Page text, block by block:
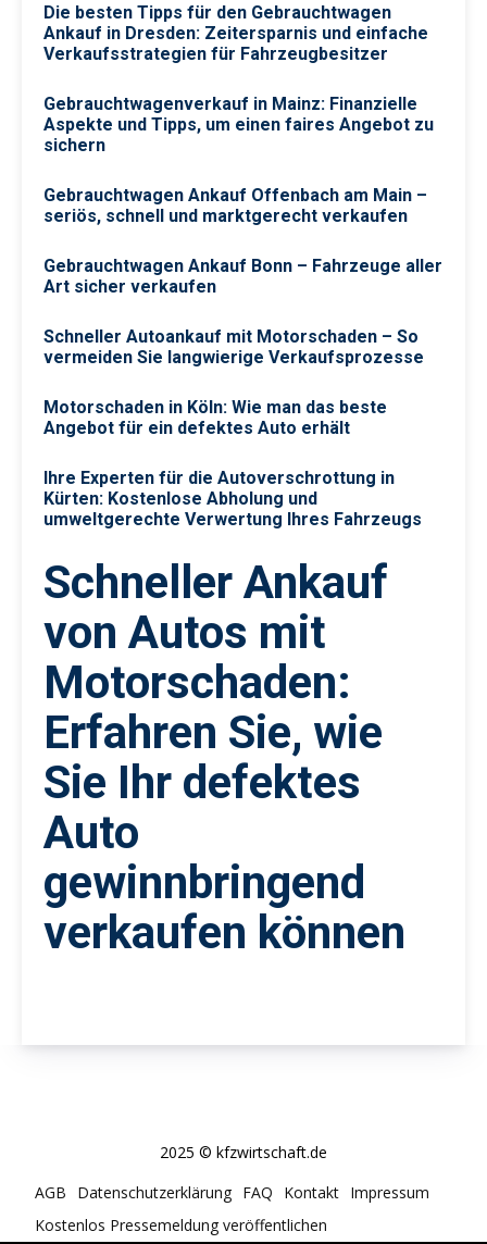
Die besten Tipps für den Gebrauchtwagen
Ankauf in Dresden: Zeitersparnis und einfache
Verkaufsstrategien für Fahrzeugbesitzer
Gebrauchtwagenverkauf in Mainz: Finanzielle
Aspekte und Tipps, um einen faires Angebot zu
sichern
Gebrauchtwagen Ankauf Offenbach am Main –
seriös, schnell und marktgerecht verkaufen
Gebrauchtwagen Ankauf Bonn – Fahrzeuge aller
Art sicher verkaufen
Schneller Autoankauf mit Motorschaden – So
vermeiden Sie langwierige Verkaufsprozesse
Motorschaden in Köln: Wie man das beste
Angebot für ein defektes Auto erhält
Ihre Experten für die Autoverschrottung in
Kürten: Kostenlose Abholung und
umweltgerechte Verwertung Ihres Fahrzeugs
Schneller Ankauf
von Autos mit
Motorschaden:
Erfahren Sie, wie
Sie Ihr defektes
Auto
gewinnbringend
verkaufen können
2025 © kfzwirtschaft.de
AGB
Datenschutzerklärung FAQ Kontakt Impressum
Kostenlos Pressemeldung veröffentlichen